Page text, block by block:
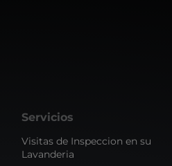
Servicios
Visitas de Inspeccion en su
Lavanderia